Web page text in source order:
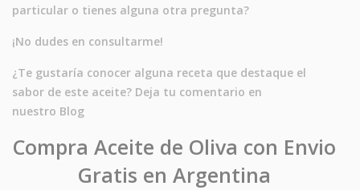
particular o tienes alguna otra pregunta?
¡No dudes en consultarme!
¿Te gustaría conocer alguna receta que destaque el
sabor de este aceite? Deja tu comentario en
nuestro Blog
Compra Aceite de Oliva con Envio
Gratis en Argentina